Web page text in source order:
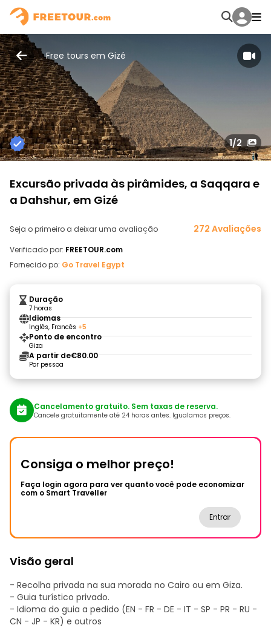
Free tours em Gizé
1/2
Excursão privada às pirâmides, a Saqqara e
a Dahshur, em Gizé
Seja o primeiro a deixar uma avaliação 272 Avaliações
Verificado por: FREETOUR.com
Fornecido po: Go Travel Egypt
Duração
7 horas
Idiomas
Inglês, Francês +5
Ponto de encontro
Giza
A partir de€80.00
Por pessoa
Cancelamento gratuito. Sem taxas de reserva.
Cancele gratuitamente até 24 horas antes. Igualamos preços.
Consiga o melhor preço!
Faça login agora para ver quanto você pode economizar
com o Smart Traveller
Entrar
Visão geral
- Recolha privada na sua morada no Cairo ou em Giza.
‎- Guia turístico privado.
- Idioma do guia a pedido (EN - FR - DE - IT - SP - PR - RU -
CN - JP - KR) e outros